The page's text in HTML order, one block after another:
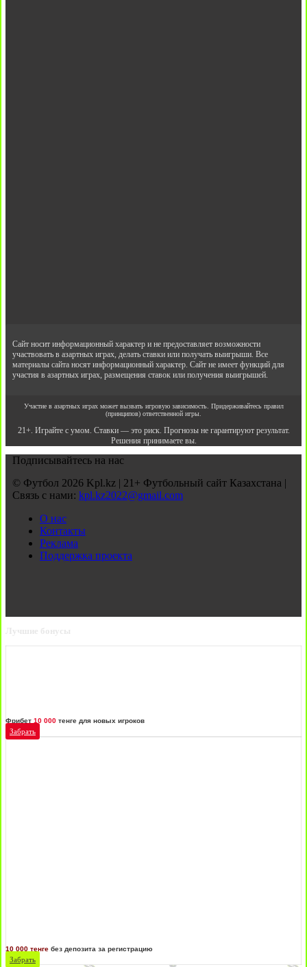
Сайт носит информационный характер и не предоставляет возможности
участвовать в азартных играх, делать ставки или получать выигрыши. Все
материалы сайта носят информационный характер. Сайт не имеет функций для
участия в азартных играх, размещения ставок или получения выигрышей.
Участие в азартных играх может вызвать игровую зависимость. Придерживайтесь правил
(принципов) ответственной игры.
21+. Играйте с умом. Ставки — это риск. Прогнозы не гарантируют результат.
Решения принимаете вы.
Подписывайтесь на нас
© Футбол 2026 Kpl.kz | 21+ Футбольный сайт Казахстана |
Связь с нами: kpl.kz2022@gmail.com
О нас
Контакты
Реклама
Поддержка проекта
Лучшие бонусы
Фрибет 10 000 тенге для новых игроков
Забрать
10 000 тенге без депозита за регистрацию
Забрать